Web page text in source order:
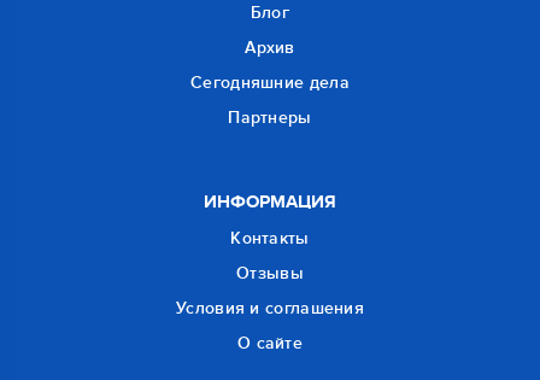
Блог
Архив
Сегодняшние дела
Партнеры
ИНФОРМАЦИЯ
Контакты
Отзывы
Условия и соглашения
О сайте